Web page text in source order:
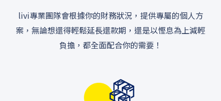
livi專業團隊會根據你的財務狀況，提供專屬的個人方
案，無論想還得輕鬆延長還款期，還是以慳息為上減輕
負擔，都全面配合你的需要！